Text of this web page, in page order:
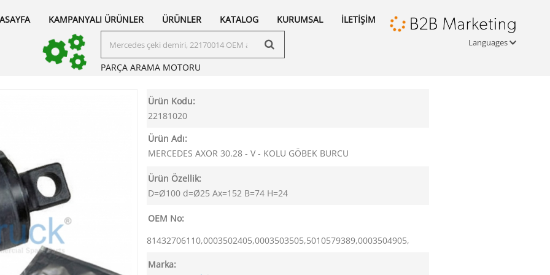
Languages
KAMPANYALI ÜRÜNLER ÜRÜNLER KATALOG KURUMSAL İLETİŞİM
PARÇA ARAMA MOTORU
Ürün Kodu:
22181020
Ürün Adı:
MERCEDES AXOR 30.28 - V - KOLU GÖBEK BURCU
Ürün Özellik:
D=Ø100 d=Ø25 Ax=152 B=74 H=24
OEM No:
81432706110,0003502405,0003503505,5010579389,0003504905,
Marka: